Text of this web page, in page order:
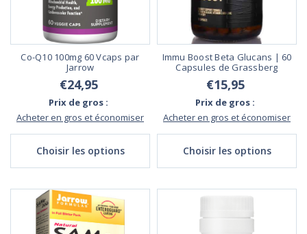
Co-Q10 100mg 60 Vcaps par
Jarrow
€24,95
Prix de gros :
Acheter en gros et économiser
Choisir les options
Immu Boost Beta Glucans | 60
Capsules de Grassberg
€15,95
Prix de gros :
Acheter en gros et économiser
Choisir les options